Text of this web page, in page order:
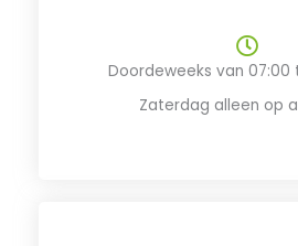
Doordeweeks van 07:00
Zaterdag alleen op